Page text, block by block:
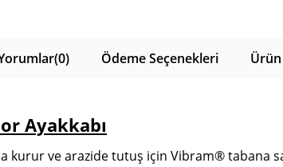
(0) Ödeme Seçenekleri
Ayakkabı
kurur ve arazide tutuş için Vibram® tabana